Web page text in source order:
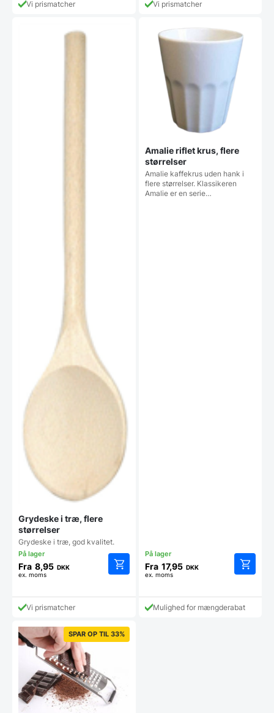
Mulighederne
Vi prismatcher
kan
vælges
på
Vi prismatcher
Grydeske i træ, flere
størrelser
Grydeske i træ, god kvalitet.
Fra 8,95 DKK
ex. moms
varianter.
Mulighederne
kan
varesiden
Vi prismatcher
Amalie riflet krus, flere
størrelser
Amalie kaffekrus uden hank i
flere størrelser. Klassikeren
Amalie er en serie…
Fra 17,95 DKK
ex. moms
har
flere
Mulighed for mængderabat
SPAR OP TIL 33%